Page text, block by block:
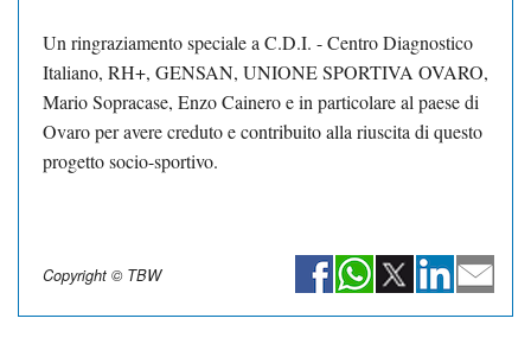
Un ringraziamento speciale a C.D.I. - Centro Diagnostico
Italiano, RH+, GENSAN, UNIONE SPORTIVA OVARO,
Mario Sopracase, Enzo Cainero e in particolare al paese di
Ovaro per avere creduto e contribuito alla riuscita di questo
progetto socio-sportivo.
Copyright © TBW